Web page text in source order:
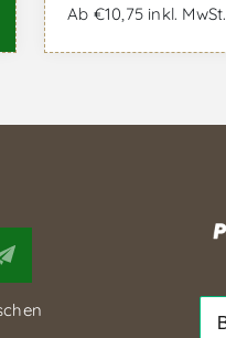
Ab €10,75 inkl. MwSt.